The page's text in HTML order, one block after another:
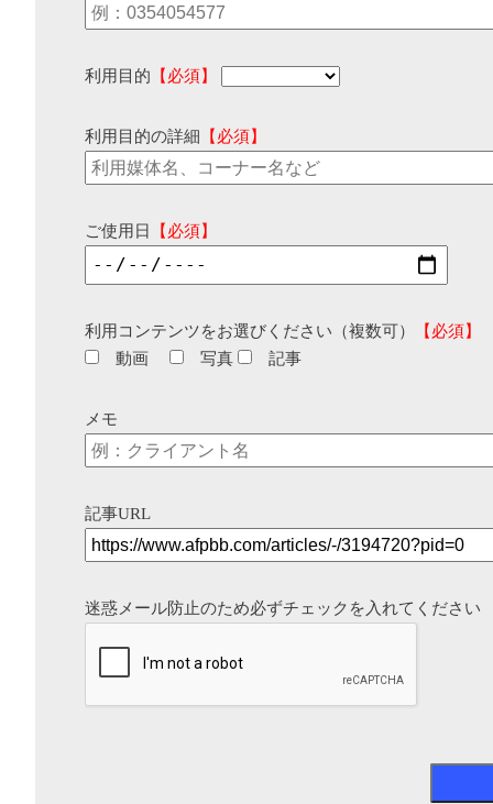
利用目的 【必須】
利用目的の詳細 【必須】
ご使用日 【必須】
利用コンテンツをお選びください（複数可）
【必須】
動画
写真 記事
メモ
記事URL
迷惑メール防止のため必ずチェックを入れてください